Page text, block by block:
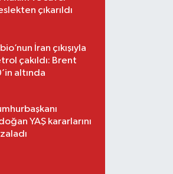
çıkarıldı
İran çıkışıyla
çakıldı: Brent
altında
YAŞ kararlarını